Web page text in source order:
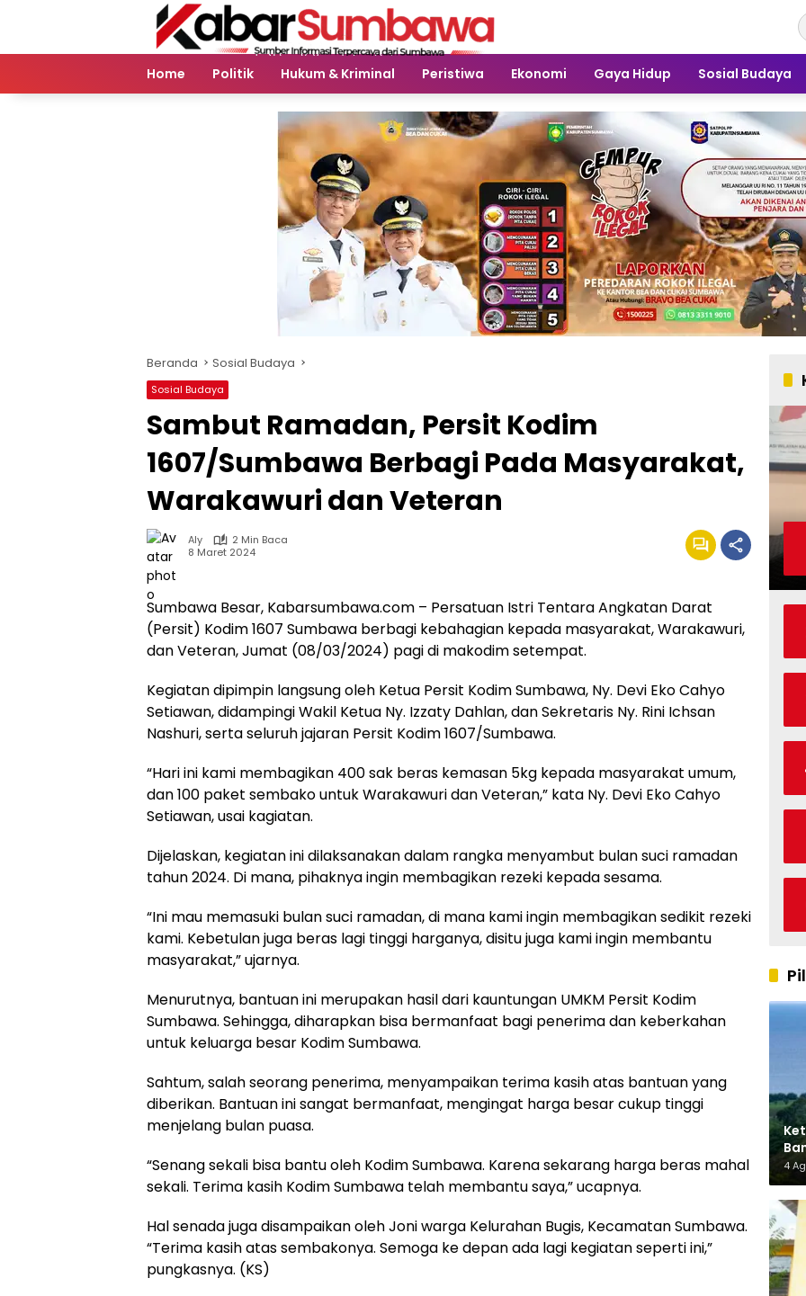
Home
Politik Hukum & Kriminal Peristiwa Ekonomi Gaya Hidup Sosial Budaya
Beranda Sosial Budaya
Sosial Budaya
Sambut Ramadan, Persit Kodim
1607/Sumbawa Berbagi Pada Masyarakat,
Warakawuri dan Veteran
Aly
2 Min Baca
8 Maret 2024
Sumbawa Besar, Kabarsumbawa.com – Persatuan Istri Tentara Angkatan Darat
(Persit) Kodim 1607 Sumbawa berbagi kebahagian kepada masyarakat, Warakawuri,
dan Veteran, Jumat (08/03/2024) pagi di makodim setempat.
Kegiatan dipimpin langsung oleh Ketua Persit Kodim Sumbawa, Ny. Devi Eko Cahyo
Setiawan, didampingi Wakil Ketua Ny. Izzaty Dahlan, dan Sekretaris Ny. Rini Ichsan
Nashuri, serta seluruh jajaran Persit Kodim 1607/Sumbawa.
“Hari ini kami membagikan 400 sak beras kemasan 5kg kepada masyarakat umum,
dan 100 paket sembako untuk Warakawuri dan Veteran,” kata Ny. Devi Eko Cahyo
Setiawan, usai kagiatan.
Dijelaskan, kegiatan ini dilaksanakan dalam rangka menyambut bulan suci ramadan
tahun 2024. Di mana, pihaknya ingin membagikan rezeki kepada sesama.
“Ini mau memasuki bulan suci ramadan, di mana kami ingin membagikan sedikit rezeki
kami. Kebetulan juga beras lagi tinggi harganya, disitu juga kami ingin membantu
masyarakat,” ujarnya.
Menurutnya, bantuan ini merupakan hasil dari kauntungan UMKM Persit Kodim
Sumbawa. Sehingga, diharapkan bisa bermanfaat bagi penerima dan keberkahan
untuk keluarga besar Kodim Sumbawa.
Sahtum, salah seorang penerima, menyampaikan terima kasih atas bantuan yang
diberikan. Bantuan ini sangat bermanfaat, mengingat harga besar cukup tinggi
menjelang bulan puasa.
“Senang sekali bisa bantu oleh Kodim Sumbawa. Karena sekarang harga beras mahal
sekali. Terima kasih Kodim Sumbawa telah membantu saya,” ucapnya.
Hal senada juga disampaikan oleh Joni warga Kelurahan Bugis, Kecamatan Sumbawa.
“Terima kasih atas sembakonya. Semoga ke depan ada lagi kegiatan seperti ini,”
pungkasnya. (KS)
4